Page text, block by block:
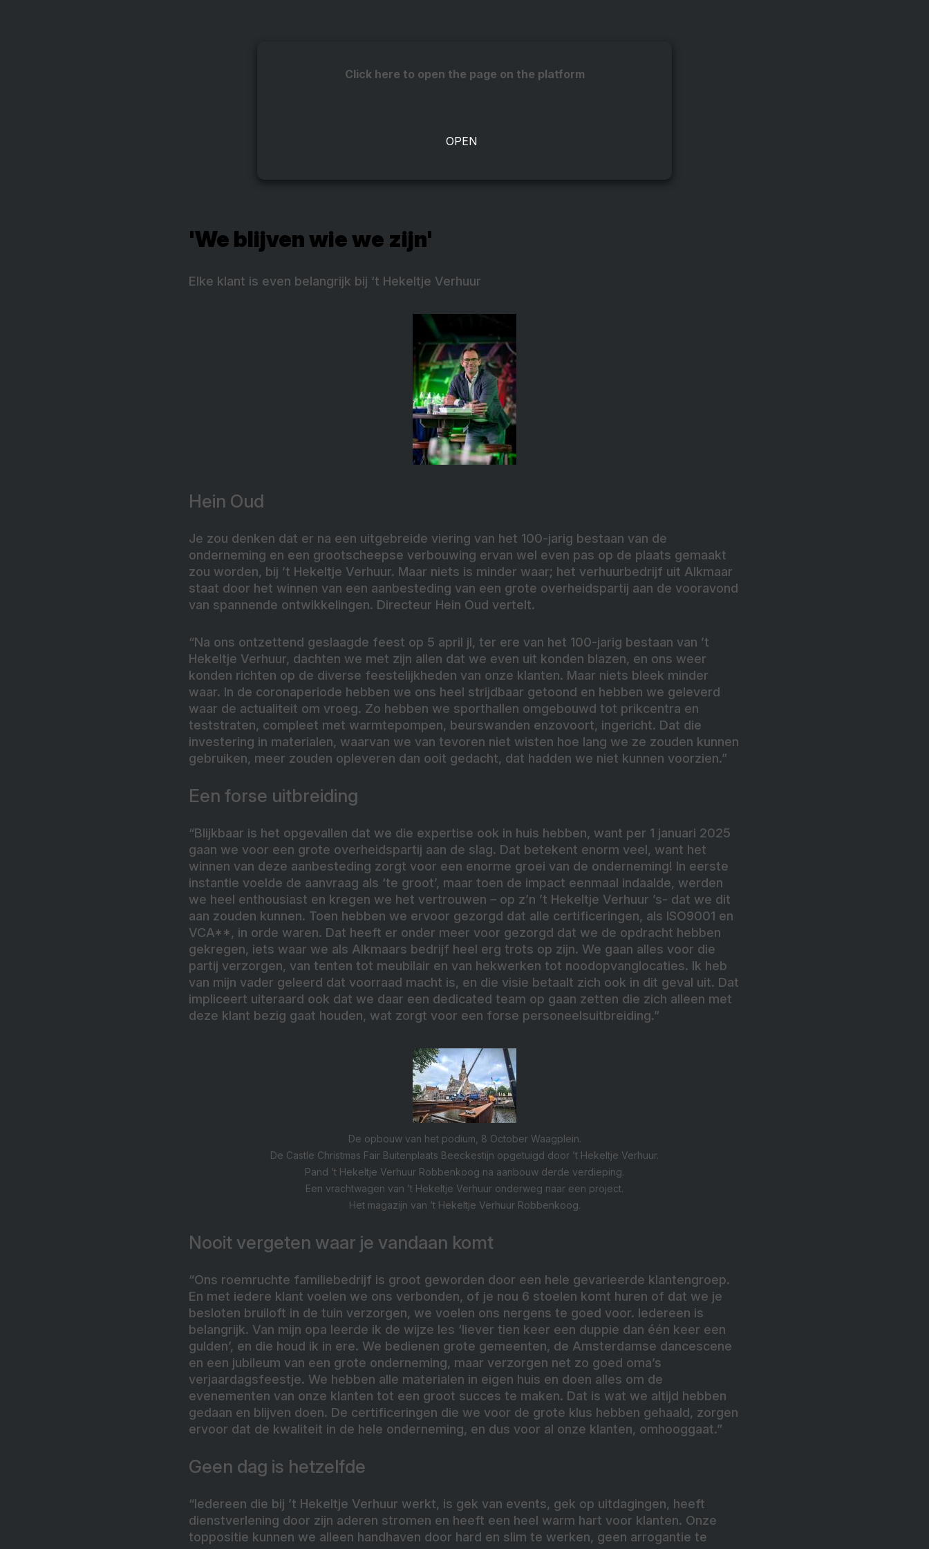
Click here to open the page on the platform
'We blijven wie we zijn'
Elke klant is even belangrijk bij ‘t Hekeltje Verhuur
Hein Oud
Je zou denken dat er na een uitgebreide viering van het 100-jarig bestaan van de
onderneming en een grootscheepse verbouwing ervan wel even pas op de plaats gemaakt
zou worden, bij ’t Hekeltje Verhuur. Maar niets is minder waar; het verhuurbedrijf uit Alkmaar
staat door het winnen van een aanbesteding van een grote overheidspartij aan de vooravond
van spannende ontwikkelingen. Directeur Hein Oud vertelt.
“Na ons ontzettend geslaagde feest op 5 april jl, ter ere van het 100-jarig bestaan van ’t
Hekeltje Verhuur, dachten we met zijn allen dat we even uit konden blazen, en ons weer
konden richten op de diverse feestelijkheden van onze klanten. Maar niets bleek minder
waar. In de coronaperiode hebben we ons heel strijdbaar getoond en hebben we geleverd
waar de actualiteit om vroeg. Zo hebben we sporthallen omgebouwd tot prikcentra en
teststraten, compleet met warmtepompen, beurswanden enzovoort, ingericht. Dat die
investering in materialen, waarvan we van tevoren niet wisten hoe lang we ze zouden kunnen
gebruiken, meer zouden opleveren dan ooit gedacht, dat hadden we niet kunnen voorzien.”
Een forse uitbreiding
“Blijkbaar is het opgevallen dat we die expertise ook in huis hebben, want per 1 januari 2025
gaan we voor een grote overheidspartij aan de slag. Dat betekent enorm veel, want het
winnen van deze aanbesteding zorgt voor een enorme groei van de onderneming! In eerste
instantie voelde de aanvraag als ‘te groot’, maar toen de impact eenmaal indaalde, werden
we heel enthousiast en kregen we het vertrouwen – op z’n ’t Hekeltje Verhuur ’s- dat we dit
aan zouden kunnen. Toen hebben we ervoor gezorgd dat alle certificeringen, als ISO9001 en
VCA**, in orde waren. Dat heeft er onder meer voor gezorgd dat we de opdracht hebben
gekregen, iets waar we als Alkmaars bedrijf heel erg trots op zijn. We gaan alles voor die
partij verzorgen, van tenten tot meubilair en van hekwerken tot noodopvanglocaties. Ik heb
van mijn vader geleerd dat voorraad macht is, en die visie betaalt zich ook in dit geval uit. Dat
impliceert uiteraard ook dat we daar een dedicated team op gaan zetten die zich alleen met
deze klant bezig gaat houden, wat zorgt voor een forse personeelsuitbreiding.”
De opbouw van het podium, 8 October Waagplein.
De Castle Christmas Fair Buitenplaats Beeckestijn opgetuigd door ’t Hekeltje Verhuur.
Pand ’t Hekeltje Verhuur Robbenkoog na aanbouw derde verdieping.
Een vrachtwagen van ’t Hekeltje Verhuur onderweg naar een project.
Het magazijn van ’t Hekeltje Verhuur Robbenkoog.
Nooit vergeten waar je vandaan komt
“Ons roemruchte familiebedrijf is groot geworden door een hele gevarieerde klantengroep.
En met iedere klant voelen we ons verbonden, of je nou 6 stoelen komt huren of dat we je
besloten bruiloft in de tuin verzorgen, we voelen ons nergens te goed voor. Iedereen is
belangrijk. Van mijn opa leerde ik de wijze les ‘liever tien keer een duppie dan één keer een
gulden’, en die houd ik in ere. We bedienen grote gemeenten, de Amsterdamse dancescene
en een jubileum van een grote onderneming, maar verzorgen net zo goed oma’s
verjaardagsfeestje. We hebben alle materialen in eigen huis en doen alles om de
evenementen van onze klanten tot een groot succes te maken. Dat is wat we altijd hebben
gedaan en blijven doen. De certificeringen die we voor de grote klus hebben gehaald, zorgen
ervoor dat de kwaliteit in de hele onderneming, en dus voor al onze klanten, omhooggaat.”
Geen dag is hetzelfde
“Iedereen die bij ’t Hekeltje Verhuur werkt, is gek van events, gek op uitdagingen, heeft
dienstverlening door zijn aderen stromen en heeft een heel warm hart voor klanten. Onze
toppositie kunnen we alleen handhaven door hard en slim te werken, geen arrogantie te